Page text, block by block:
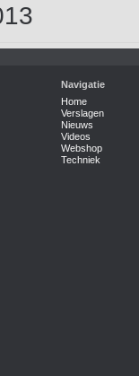
Navigatie
Home
Verslagen
Nieuws
Videos
Webshop
Techniek